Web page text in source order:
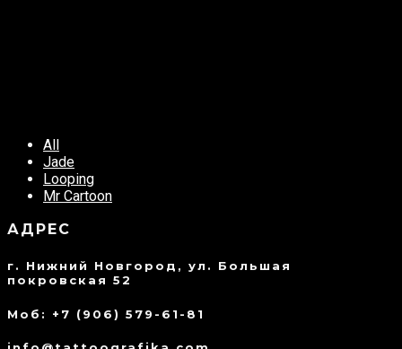
All
Jade
Looping
Mr Cartoon
АДРЕС
г. Нижний Новгород, ул. Большая
покровская 52
Моб: +7 (906) 579-61-81